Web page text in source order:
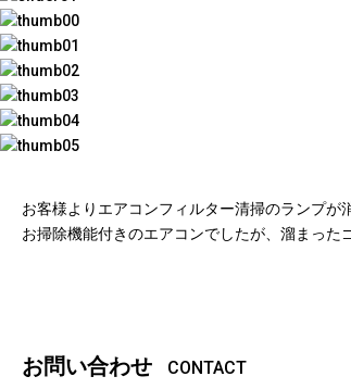
お客様よりエアコンフィルター清掃のランプが
お掃除機能付きのエアコンでしたが、溜まった
お問い合わせ CONTACT